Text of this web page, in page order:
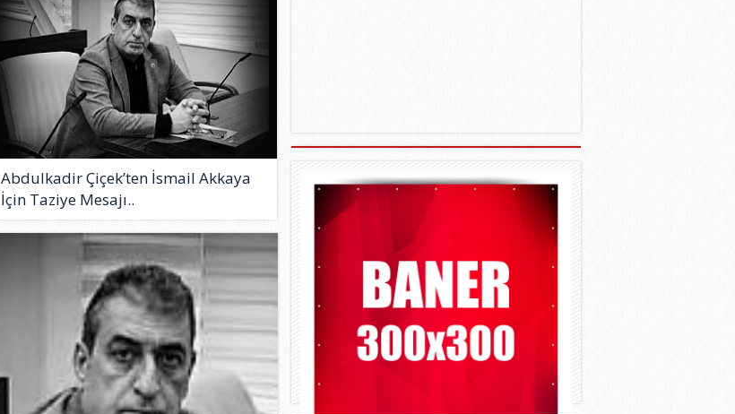
Abdulkadir Çiçek’ten İsmail Akkaya
İçin Taziye Mesajı..